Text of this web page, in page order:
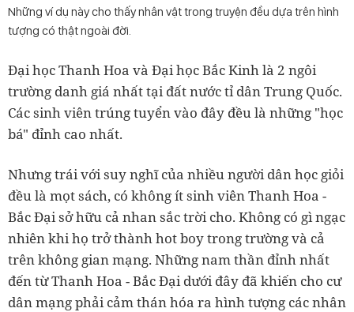
Những ví dụ này cho thấy nhân vật trong truyện đều dựa trên hình
tượng có thật ngoài đời.
Đại học Thanh Hoa và Đại học Bắc Kinh là 2 ngôi
trường danh giá nhất tại đất nước tỉ dân Trung Quốc.
Các sinh viên trúng tuyển vào đây đều là những "học
bá" đỉnh cao nhất.
Nhưng trái với suy nghĩ của nhiều người dân học giỏi
đều là mọt sách, có không ít sinh viên Thanh Hoa -
Bắc Đại sở hữu cả nhan sắc trời cho. Không có gì ngạc
nhiên khi họ trở thành hot boy trong trường và cả
trên không gian mạng. Những nam thần đỉnh nhất
đến từ Thanh Hoa - Bắc Đại dưới đây đã khiến cho cư
dân mạng phải cảm thán hóa ra hình tượng các nhân